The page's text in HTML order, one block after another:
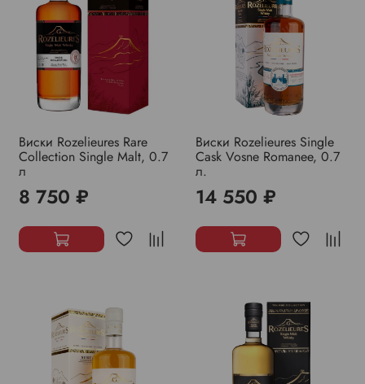
Виски Rozelieures Rare
Collection Single Malt, 0.7
л
8 750 ₽
Виски Rozelieures Single
Cask Vosne Romanee, 0.7
л.
14 550 ₽